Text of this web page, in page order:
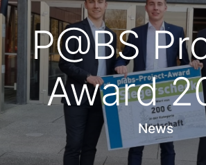
P@BS
Award
News